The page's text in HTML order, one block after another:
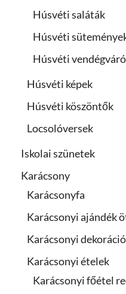
Húsvéti saláták
Húsvéti
Húsvéti
Húsvéti képek
Húsvéti köszöntők
Locsolóversek
Iskolai szünetek
Karácsony
Karácsonyfa
Karácsonyi ajándék
Karácsonyi
Karácsonyi ételek
Karácsonyi főétel